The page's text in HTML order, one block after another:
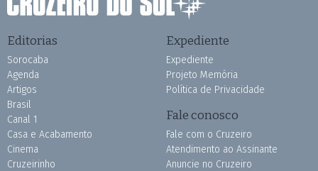
Editorias
Sorocaba
Agenda
Artigos
Brasil
Canal 1
Casa e Acabamento
Cinema
Cruzeirinho
Expediente
Expediente
Projeto Memória
Política de Privacidade
Fale conosco
Fale com o Cruzeiro
Atendimento ao Assinante
Anuncie no Cruzeiro